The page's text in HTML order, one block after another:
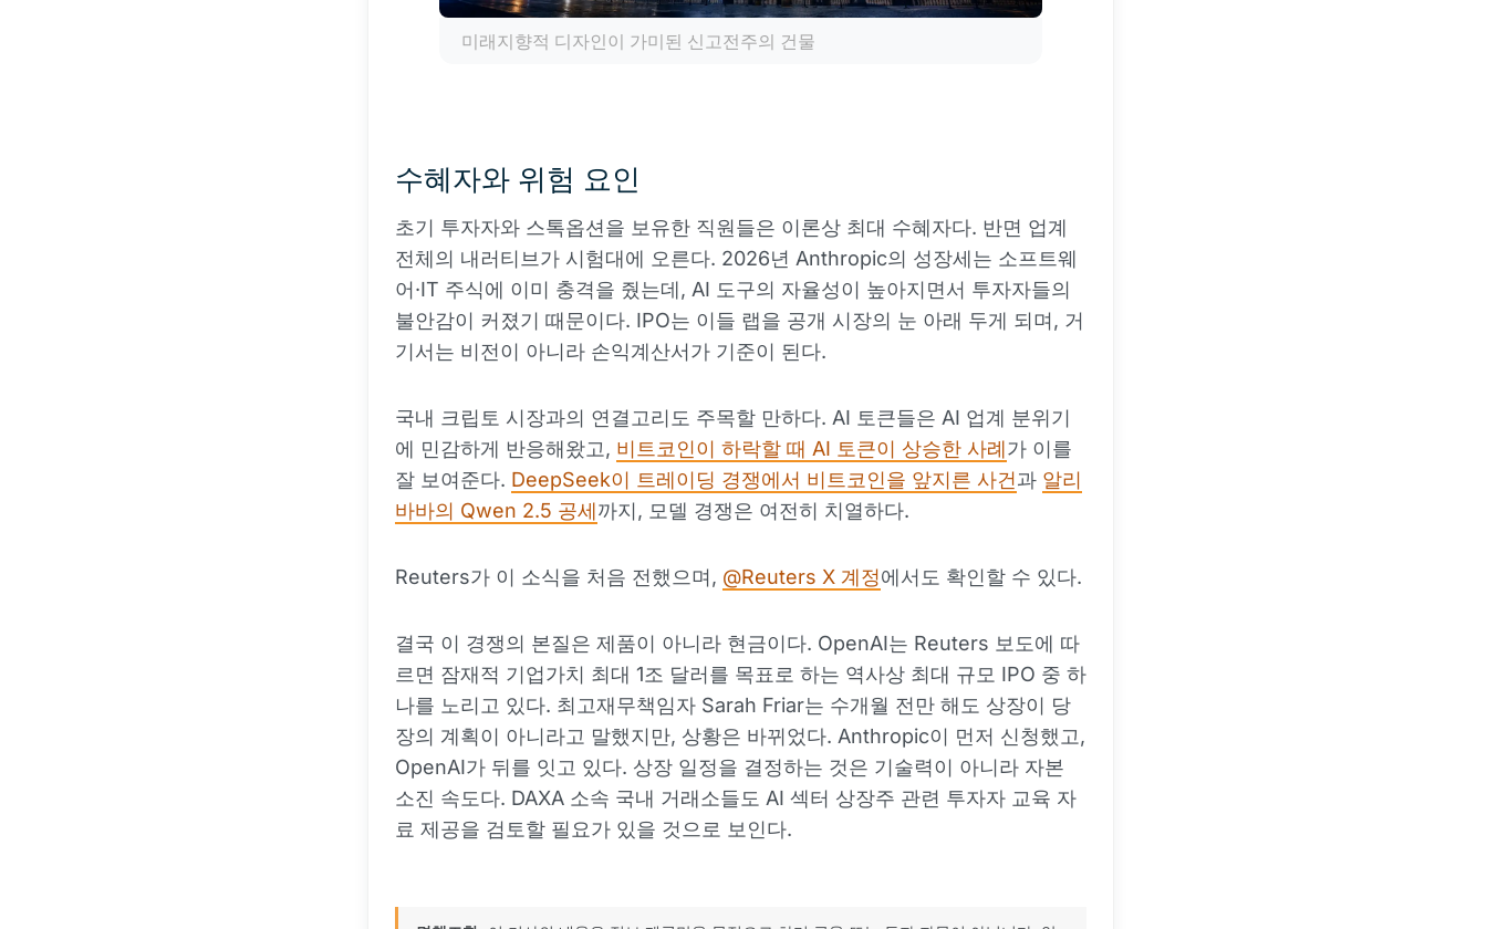
미래지향적 디자인이 가미된 신고전주의 건물
수혜자와 위험 요인
초기 투자자와 스톡옵션을 보유한 직원들은 이론상 최대 수혜자다. 반면 업계
전체의 내러티브가 시험대에 오른다. 2026년 Anthropic의 성장세는 소프트웨
어·IT 주식에 이미 충격을 줬는데, AI 도구의 자율성이 높아지면서 투자자들의
불안감이 커졌기 때문이다. IPO는 이들 랩을 공개 시장의 눈 아래 두게 되며, 거
기서는 비전이 아니라 손익계산서가 기준이 된다.
국내 크립토 시장과의 연결고리도 주목할 만하다. AI 토큰들은 AI 업계 분위기
에 민감하게 반응해왔고, 비트코인이 하락할 때 AI 토큰이 상승한 사례가 이를
잘 보여준다. DeepSeek이 트레이딩 경쟁에서 비트코인을 앞지른 사건과 알리
바바의 Qwen 2.5 공세까지, 모델 경쟁은 여전히 치열하다.
Reuters가 이 소식을 처음 전했으며, @Reuters X 계정에서도 확인할 수 있다.
결국 이 경쟁의 본질은 제품이 아니라 현금이다. OpenAI는 Reuters 보도에 따
르면 잠재적 기업가치 최대 1조 달러를 목표로 하는 역사상 최대 규모 IPO 중 하
나를 노리고 있다. 최고재무책임자 Sarah Friar는 수개월 전만 해도 상장이 당
장의 계획이 아니라고 말했지만, 상황은 바뀌었다. Anthropic이 먼저 신청했고,
OpenAI가 뒤를 잇고 있다. 상장 일정을 결정하는 것은 기술력이 아니라 자본
소진 속도다. DAXA 소속 국내 거래소들도 AI 섹터 상장주 관련 투자자 교육 자
료 제공을 검토할 필요가 있을 것으로 보인다.